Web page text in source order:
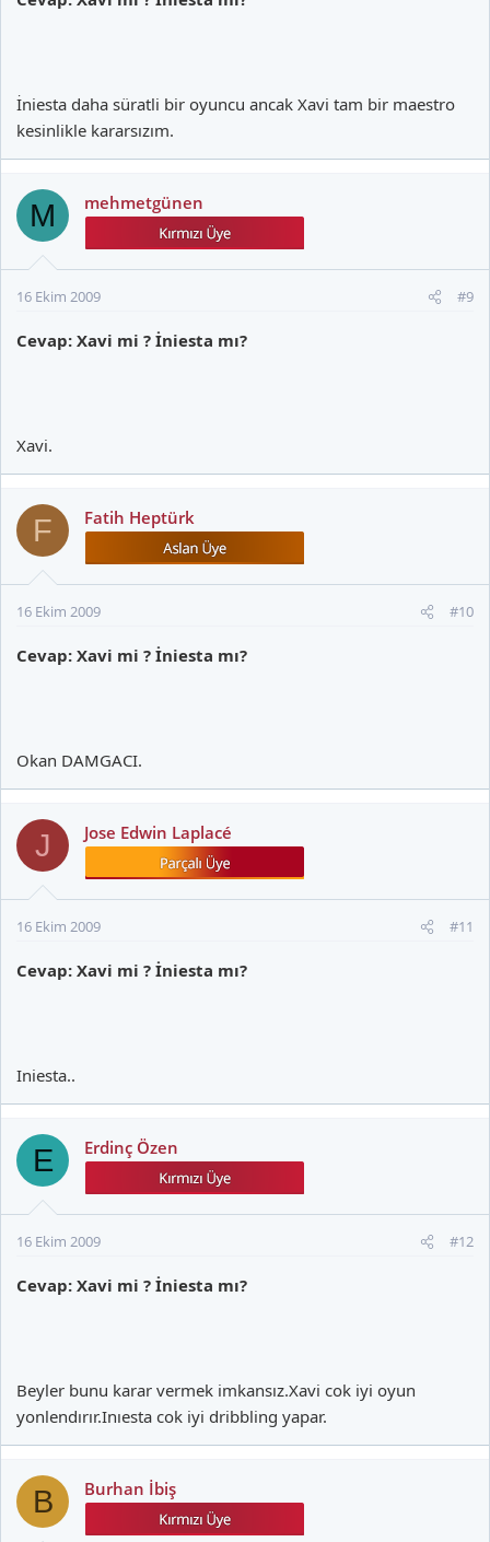
İniesta daha süratli bir oyuncu ancak Xavi tam bir maestro
kesinlikle kararsızım.
M mehmetgünen
16 Ekim 2009 #9
Cevap: Xavi mi ? İniesta mı?
Xavi.
F Fatih Heptürk
16 Ekim 2009 #10
Cevap: Xavi mi ? İniesta mı?
Okan DAMGACI.
J Jose Edwin Laplacé
16 Ekim 2009 #11
Cevap: Xavi mi ? İniesta mı?
Iniesta..
E Erdinç Özen
16 Ekim 2009 #12
Cevap: Xavi mi ? İniesta mı?
Beyler bunu karar vermek imkansız.Xavi cok iyi oyun
yonlendırır.Inıesta cok iyi dribbling yapar.
B Burhan İbiş